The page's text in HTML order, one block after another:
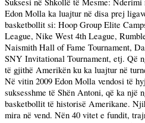
Edon Molla ka luajtur në disa prej
basketbollit si: Hoop Group Elite
League, Nike West 4th League,
Naismith Hall of Fame Tournament,
SNY Invitational Tournament, etj. Që
të gjithë Amerikën ku ka luajtur në
Në vitin 2009 Edon Molla vendosi të
suksesshme të Shën Antoni, që ka një
basketbollit të historisë Amerikane.
mira në vend. Nën 40 vitet e fundit,